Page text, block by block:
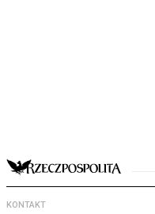
KONTAKT